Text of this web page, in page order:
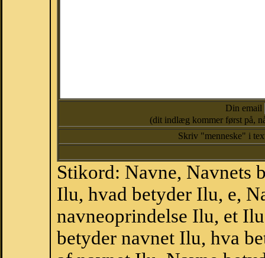
Din email
(dit indlæg kommer først på,
Skriv "menneske" i
Stikord: Navne, Navnets
Ilu, hvad betyder Ilu, e,
navneoprindelse Ilu, et
betyder navnet Ilu, hva